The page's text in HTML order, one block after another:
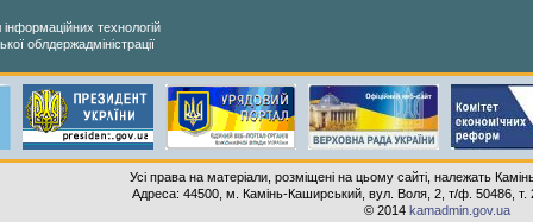
інформаційних технологій
облдержадміністрації
Усі права на матеріали, розміщені на цьому сайті, належать
Адреса: 44500, м. Камінь-Каширський, вул. Воля, 2, т/ф. 50486, т.
© 2014 kamadmin.gov.ua